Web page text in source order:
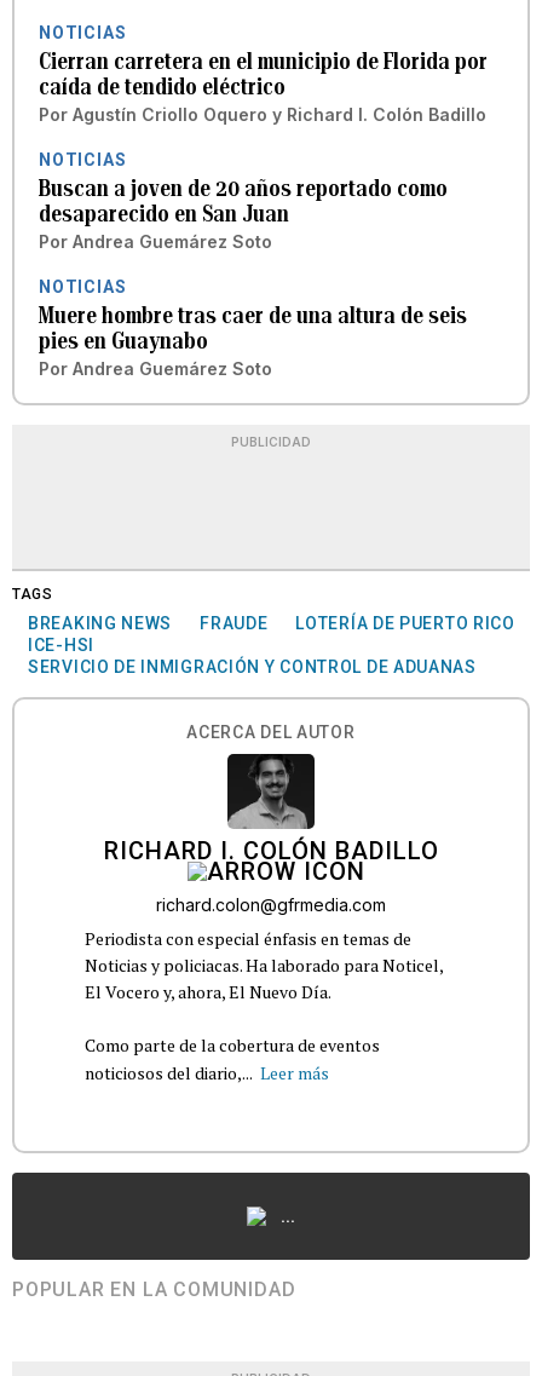
NOTICIAS
Cierran carretera en el municipio de Florida por
caída de tendido eléctrico
Por Agustín Criollo Oquero y Richard I. Colón Badillo
NOTICIAS
Buscan a joven de 20 años reportado como
desaparecido en San Juan
Por Andrea Guemárez Soto
NOTICIAS
Muere hombre tras caer de una altura de seis
pies en Guaynabo
Por Andrea Guemárez Soto
PUBLICIDAD
TAGS
BREAKING NEWS FRAUDE
LOTERÍA DE PUERTO RICO
ICE-HSI
SERVICIO DE INMIGRACIÓN Y CONTROL DE ADUANAS
ACERCA DEL AUTOR
RICHARD I. COLÓN BADILLO
richard.colon@gfrmedia.com
Periodista con especial énfasis en temas de
Noticias y policiacas. Ha laborado para Noticel,
El Vocero y, ahora, El Nuevo Día.
Como parte de la cobertura de eventos
noticiosos del diario,... Leer más
...
POPULAR EN LA COMUNIDAD